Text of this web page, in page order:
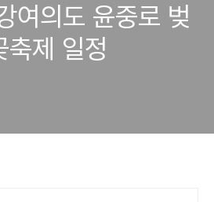
여의도 윤중로 벚
축제 일정